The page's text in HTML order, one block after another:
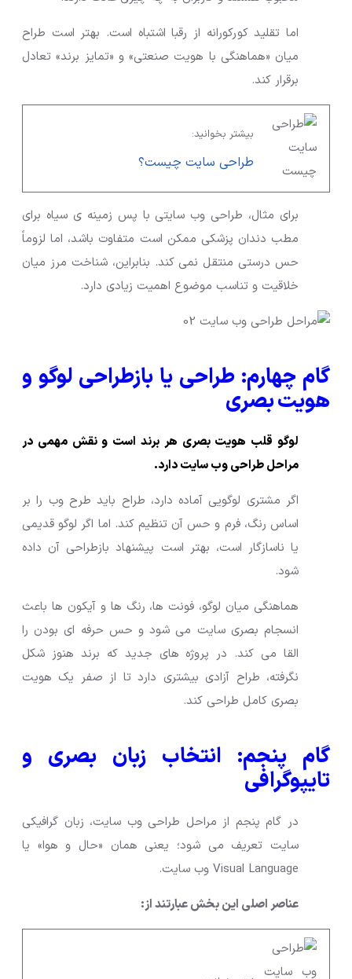
اما تقلید کورکورانه از رقبا اشتباه است. بهتر است طراح
میان «هماهنگی با هویت صنعتی» و «تمایز برند» تعادل
برقرار کند.
بیشتر بخوانید:
طراحی سایت چیست؟
برای مثال، طراحی وب سایتی با پس زمینه ی سیاه برای
مطب دندان پزشکی ممکن است متفاوت باشد، اما لزوماً
حس درستی منتقل نمی کند. بنابراین، شناخت مرز میان
خلاقیت و تناسب موضوع اهمیت زیادی دارد.
گام چهارم: طراحی یا بازطراحی لوگو و
هویت بصری
لوگو قلب هویت بصری هر برند است و نقش مهمی در
مراحل طراحی وب سایت دارد.
اگر مشتری لوگویی آماده دارد، طراح باید طرح وب را بر
اساس رنگ، فرم و حس آن تنظیم کند. اما اگر لوگو قدیمی
یا ناسازگار است، بهتر است پیشنهاد بازطراحی آن داده
شود.
هماهنگی میان لوگو، فونت ها، رنگ ها و آیکون ها باعث
انسجام بصری سایت می شود و حس حرفه ای بودن را
القا می کند. در پروژه های جدید که برند هنوز شکل
نگرفته، طراح آزادی بیشتری دارد تا از صفر یک هویت
بصری کامل طراحی کند.
گام پنجم: انتخاب زبان بصری و
تایپوگرافی
در گام پنجم از مراحل طراحی وب سایت، زبان گرافیکی
سایت تعریف می شود؛ یعنی همان «حال و هوا» یا
Visual Language وب سایت.
عناصر اصلی این بخش عبارتند از: